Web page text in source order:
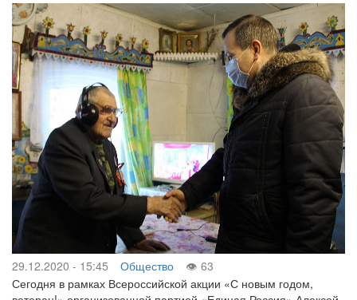
29.12.2020 - 15:45 Общество
63
Сегодня в рамках Всероссийской акции «С новым годом,